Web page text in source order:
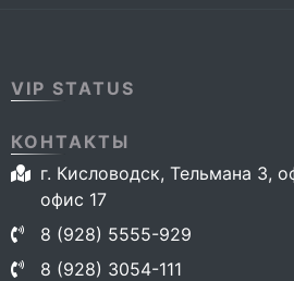
VIP STATUS
КОНТАКТЫ
г. Кисловодск, Тельмана 3,
офис 17
8 (928) 5555-929
8 (928) 3054-111